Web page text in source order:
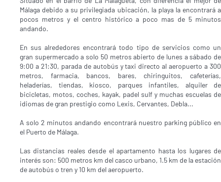
Málaga debido a su privilegiada ubicación, la playa la encontrará a
pocos metros y el centro histórico a poco mas de 5 minutos
andando.
En sus alrededores encontrará todo tipo de servicios como un
gran supermercado a solo 50 metros abierto de lunes a sábado de
9:00 a 21:30, parada de autobús y taxi directo al aeropuerto a 300
metros, farmacia, bancos, bares, chiringuitos, cafeterías,
heladerías, tiendas, kiosco, parques infantiles, alquiler de
bicicletas, motos, coches, kayak, padel sulf y muchas escuelas de
idiomas de gran prestigio como Lexis, Cervantes, Debla...
A solo 2 minutos andando encontrará nuestro parking público en
el Puerto de Málaga.
Las distancias reales desde el apartamento hasta los lugares de
interés son: 500 metros km del casco urbano, 1.5 km de la estación
de autobús o tren y 10 km del aeropuerto.